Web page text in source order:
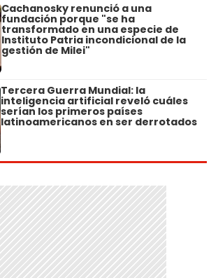
Cachanosky renunció a una
fundación porque "se ha
transformado en una especie de
Instituto Patria incondicional de la
gestión de Milei"
Tercera Guerra Mundial: la
inteligencia artificial reveló cuáles
serían los primeros países
latinoamericanos en ser derrotados